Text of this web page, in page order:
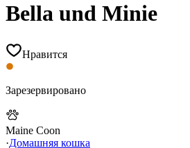
Bella und Minie
Нравится
Зарезервировано
Maine Coon
·Домашняя кошка